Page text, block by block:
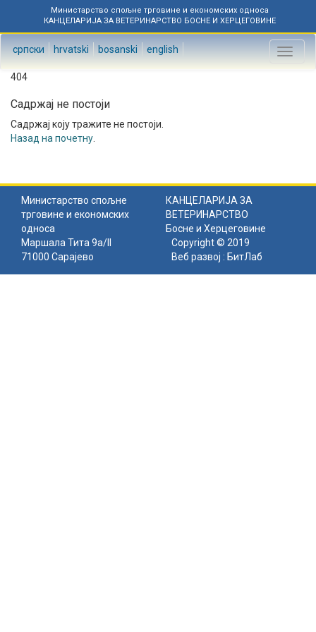
Министарство спољне трговине и економских односа
КАНЦЕЛАРИЈА ЗА ВЕТЕРИНАРСТВО БОСНЕ И ХЕРЦЕГОВИНЕ
српски hrvatski bosanski english
Toggle
404
Садржај не постоји
Садржај коју тражите не постоји.
Назад на почетну
Министарство спољне
трговине и економских
односа
КАНЦЕЛАРИЈА ЗА
ВЕТЕРИНАРСТВО
Босне и Херцеговине
Маршала Тита 9а/II
71000 Сарајево
Copyright © 2019
Веб развој : БитЛаб